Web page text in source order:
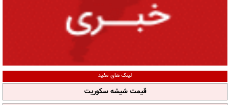
لینک های مفید
قیمت شیشه سکوریت